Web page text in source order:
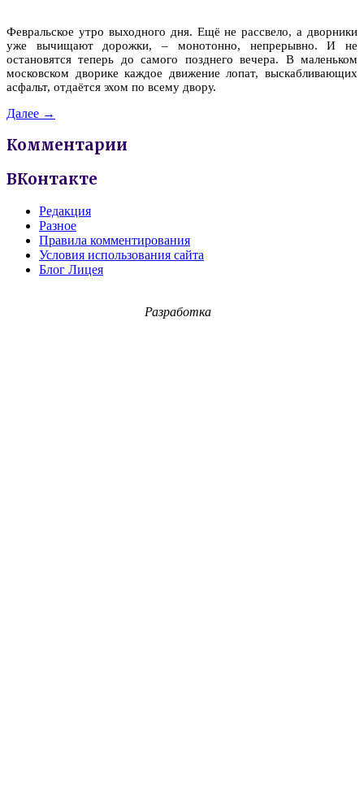
Февральское утро выходного дня. Ещё не рассвело, а дворники
уже вычищают дорожки, – монотонно, непрерывно. И не
остановятся теперь до самого позднего вечера. В маленьком
московском дворике каждое движение лопат, выскабливающих
асфальт, отдаётся эхом по всему двору.
Далее →
Комментарии
ВКонтакте
Редакция
Разное
Правила комментирования
Условия использования сайта
Блог Лицея
Разработка